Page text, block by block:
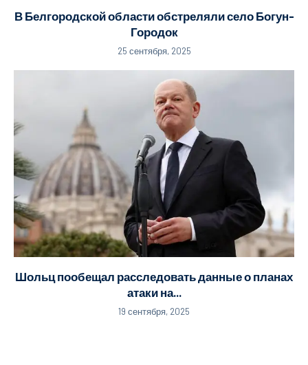
В Белгородской области обстреляли село Богун-
Городок
25 сентября, 2025
Шольц пообещал расследовать данные о планах
атаки на...
19 сентября, 2025